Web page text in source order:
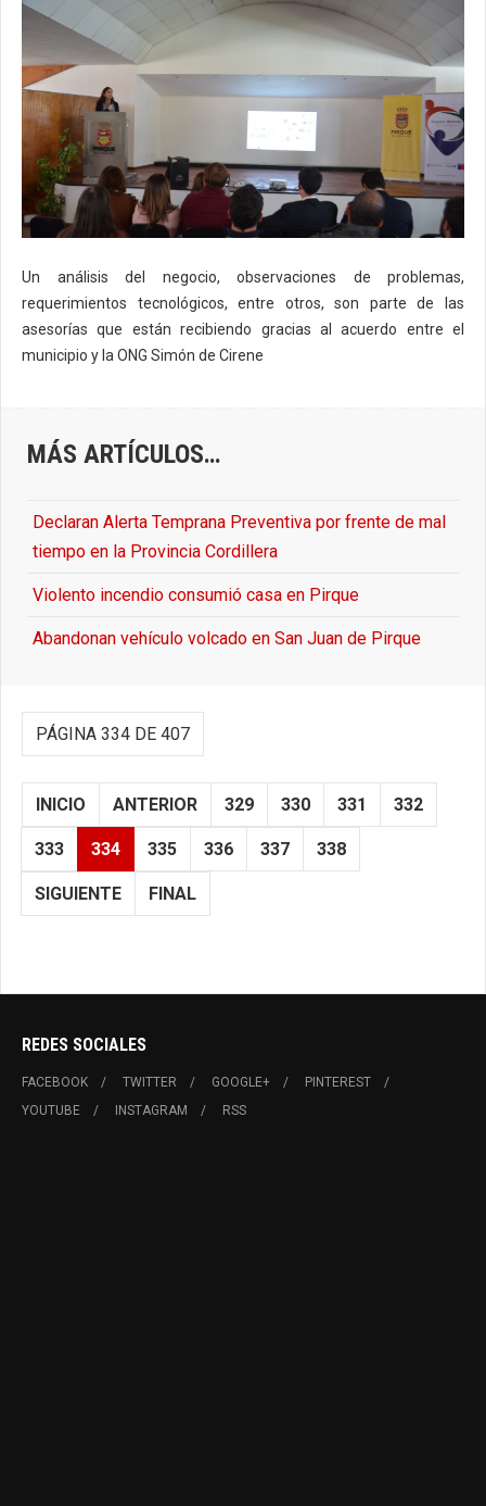
Un análisis del negocio, observaciones de problemas,
requerimientos tecnológicos, entre otros, son parte de las
asesorías que están recibiendo gracias al acuerdo entre el
municipio y la ONG Simón de Cirene
MÁS ARTÍCULOS…
Declaran Alerta Temprana Preventiva por frente de mal
tiempo en la Provincia Cordillera
Violento incendio consumió casa en Pirque
Abandonan vehículo volcado en San Juan de Pirque
PÁGINA 334 DE 407
INICIO ANTERIOR 329 330 331 332
333 334 335 336 337 338
SIGUIENTE FINAL
REDES SOCIALES
FACEBOOK TWITTER GOOGLE+
PINTEREST
YOUTUBE
INSTAGRAM RSS